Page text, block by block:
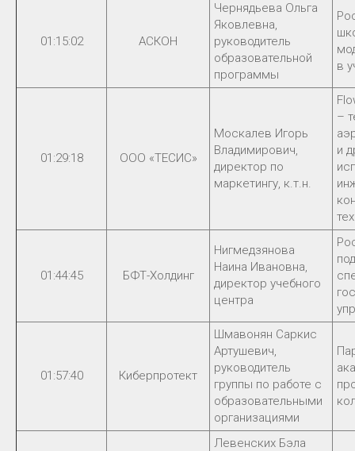
01:15:02 АСКОН
Чернядьева Ольга
Яковлевна,
руководитель
образовательной
программы
в
01:29:18 ООО «ТЕСИС»
Москалев Игорь
Владимирович,
директор по
маркетингу, к.т.н.
–
и
01:44:45 БФТ-Холдинг
Нигмедзянова
Наина Ивановна,
директор учебного
центра
01:57:40 Киберпротект
Шмавонян Саркис
Артушевич,
руководитель
группы по работе с
образовательными
организациями
Левенских Бэла